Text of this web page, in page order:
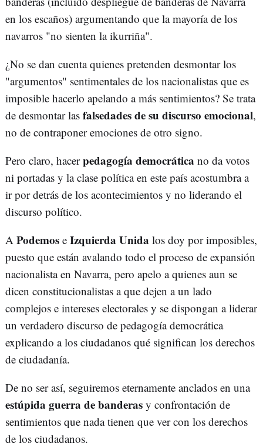
en los escaños) argumentando que la mayoría de los
navarros "no sienten la ikurriña".
¿No se dan cuenta quienes pretenden desmontar los
"argumentos" sentimentales de los nacionalistas que es
imposible hacerlo apelando a más sentimientos? Se trata
de desmontar las falsedades de su discurso emocional,
no de contraponer emociones de otro signo.
Pero claro, hacerpedagogía democrática no da votos
ni portadas y la clase política en este país acostumbra a
ir por detrás de los acontecimientos y no liderando el
discurso político.
A Podemos e Izquierda Unida los doy por imposibles,
puesto que están avalando todo el proceso de expansión
nacionalista en Navarra, pero apelo a quienes aun se
dicen constitucionalistas a que dejen a un lado
complejos e intereses electorales y se dispongan a liderar
un verdadero discurso de pedagogía democrática
explicando a los ciudadanos qué significan los derechos
de ciudadanía.
De no ser así, seguiremos eternamente anclados en una
estúpida guerra de banderas y confrontación de
sentimientos que nada tienen que ver con los derechos
de los ciudadanos.